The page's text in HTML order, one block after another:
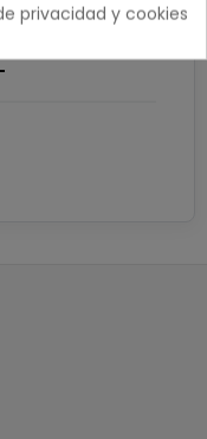
privacidad y cookies